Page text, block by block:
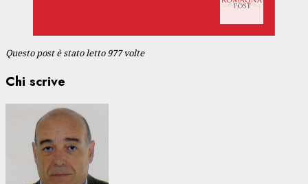
Questo post è stato letto 977 volte
Chi scrive